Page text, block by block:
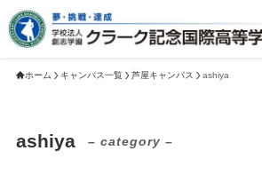
ホーム キャンパス一覧 芦屋キャンパス ashiya
ashiya – category –